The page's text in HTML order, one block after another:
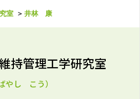
室 ＞ 井林 康
持管理工学研究室
やし こう）